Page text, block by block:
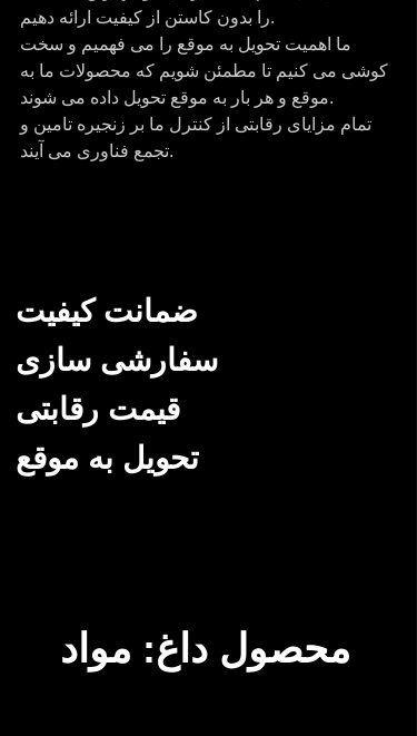
را بدون کاستن از کیفیت ارائه دهیم.
ما اهمیت تحویل به موقع را می فهمیم و سخت
کوشی می کنیم تا مطمئن شویم که محصولات ما به
موقع و هر بار به موقع تحویل داده می شوند.
تمام مزایای رقابتی از کنترل ما بر زنجیره تامین و
تجمع فناوری می آیند.
ضمانت کیفیت
سفارشی سازی
قیمت رقابتی
تحویل به موقع
محصول داغ: مواد